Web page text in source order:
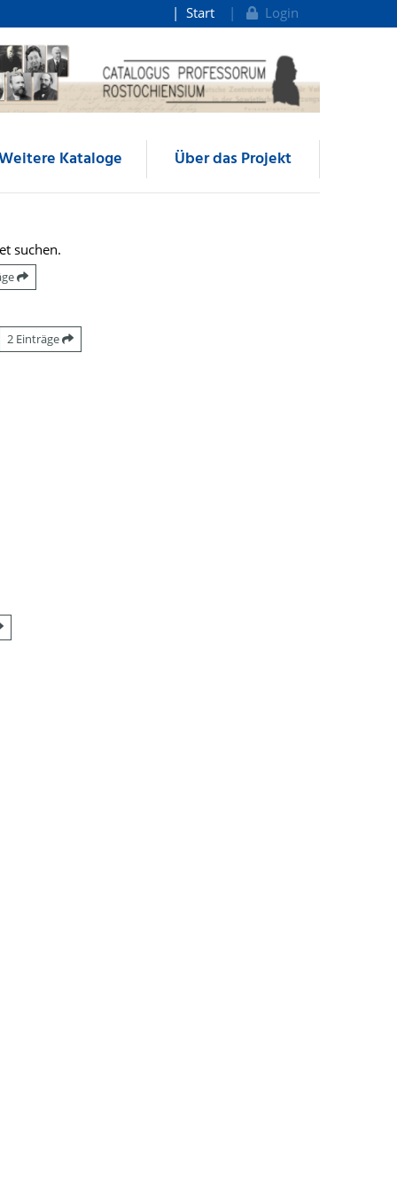
Start Login
Kataloge Über das Projekt
suchen.
2 Einträge